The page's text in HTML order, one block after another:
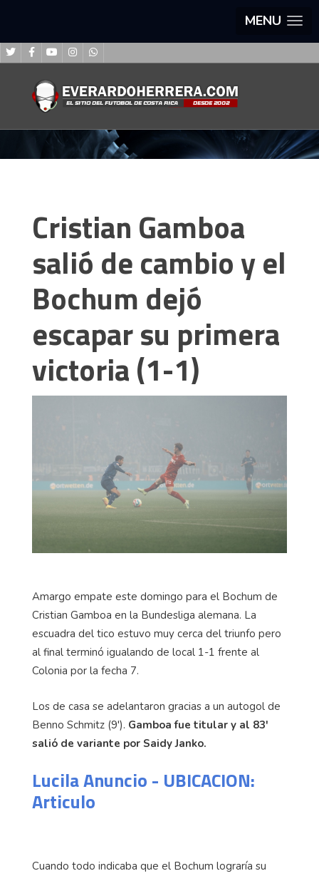
MENU
Cristian Gamboa
salió de cambio y el
Bochum dejó
escapar su primera
victoria (1-1)
Amargo empate este domingo para el Bochum de
Cristian Gamboa en la Bundesliga alemana. La
escuadra del tico estuvo muy cerca del triunfo pero
al final terminó igualando de local 1-1 frente al
Colonia por la fecha 7.
Los de casa se adelantaron gracias a un autogol de
Benno Schmitz (9'). Gamboa fue titular y al 83'
salió de variante por Saidy Janko.
Lucila Anuncio - UBICACION:
Articulo
Cuando todo indicaba que el Bochum lograría su